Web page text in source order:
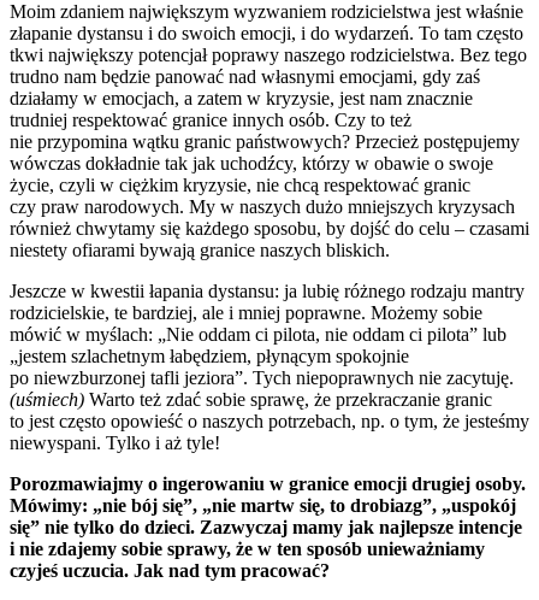
Moim zdaniem największym wyzwaniem rodzicielstwa jest właśnie
złapanie dystansu i do swoich emocji, i do wydarzeń. To tam często
tkwi największy potencjał poprawy naszego rodzicielstwa. Bez tego
trudno nam będzie panować nad własnymi emocjami, gdy zaś
działamy w emocjach, a zatem w kryzysie, jest nam znacznie
trudniej respektować granice innych osób. Czy to też
nie przypomina wątku granic państwowych? Przecież postępujemy
wówczas dokładnie tak jak uchodźcy, którzy w obawie o swoje
życie, czyli w ciężkim kryzysie, nie chcą respektować granic
czy praw narodowych. My w naszych dużo mniejszych kryzysach
również chwytamy się każdego sposobu, by dojść do celu – czasami
niestety ofiarami bywają granice naszych bliskich.
Jeszcze w kwestii łapania dystansu: ja lubię różnego rodzaju mantry
rodzicielskie, te bardziej, ale i mniej poprawne. Możemy sobie
mówić w myślach: „Nie oddam ci pilota, nie oddam ci pilota” lub
„jestem szlachetnym łabędziem, płynącym spokojnie
po niewzburzonej tafli jeziora”. Tych niepoprawnych nie zacytuję.
(uśmiech) Warto też zdać sobie sprawę, że przekraczanie granic
to jest często opowieść o naszych potrzebach, np. o tym, że jesteśmy
niewyspani. Tylko i aż tyle!
Porozmawiajmy o ingerowaniu w granice emocji drugiej osoby.
Mówimy: „nie bój się”, „nie martw się, to drobiazg”, „uspokój
się” nie tylko do dzieci. Zazwyczaj mamy jak najlepsze intencje
i nie zdajemy sobie sprawy, że w ten sposób unieważniamy
czyjeś uczucia. Jak nad tym pracować?